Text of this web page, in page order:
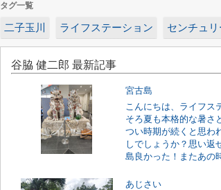
タグ一覧
二子玉川 ライフステーション センチュリ
谷脇 健二郎 最新記事
宮古島
こんにちは、ライフス
そろ夏も本格的な暑さ
つい時期が続くと思わ
しでしょうか？思い返
島良かった！またあの
あじさい